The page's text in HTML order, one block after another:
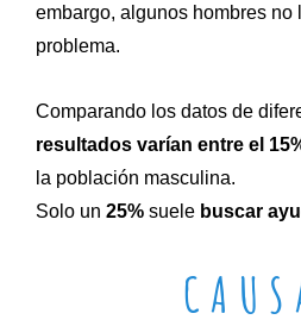
embargo, algunos hombres no
problema.
Comparando los datos de
resultados varían entre el
la población masculina.
Solo un 25% suele buscar